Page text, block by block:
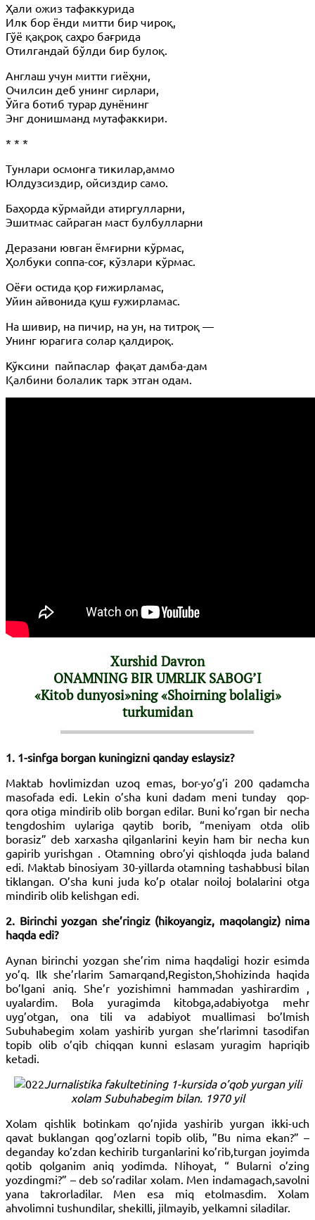
Ҳали ожиз тафаккурида
Илк бор ёнди митти бир чироқ,
Гўё қақроқ саҳро бағрида
Отилгандай бўлди бир булоқ.
Англаш учун митти гиёҳни,
Очилсин деб унинг сирлари,
Ўйга ботиб турар дунёнинг
Энг донишманд мутафаккири.
* * *
Тунлари осмонга тикилар,аммо
Юлдузсиздир, ойсиздир само.
Баҳорда кўрмайди атиргулларни,
Эшитмас сайраган маст булбулларни
Деразани ювган ёмғирни кўрмас,
Ҳолбуки соппа-соғ, кўзлари кўрмас.
Оёғи остида қор ғижирламас,
Уйин айвонида қуш ғужирламас.
На шивир, на пичир, на ун, на титроқ —
Унинг юрагига солар қалдироқ.
Кўксини пайпаслар фақат дамба-дам
Қалбини болалик тарк этган одам.
Xurshid Davron
ONAMNING BIR UMRLIK SABOG’I
«Kitob dunyosi»ning «Shoirning bolaligi»
turkumidan
1. 1-sinfga borgan kuningizni qanday eslaysiz?
Maktab hovlimizdan uzoq emas, bor-yo’g’i 200 qadamcha
masofada edi. Lekin o’sha kuni dadam meni tunday qop-
qora otiga mindirib olib borgan edilar. Buni ko’rgan bir necha
tengdoshim uylariga qaytib borib, “meniyam otda olib
borasiz” deb xarxasha qilganlarini keyin ham bir necha kun
gapirib yurishgan . Otamning obro’yi qishloqda juda baland
edi. Maktab binosiyam 30-yillarda otamning tashabbusi bilan
tiklangan. O’sha kuni juda ko’p otalar noiloj bolalarini otga
mindirib olib kelishgan edi.
2. Birinchi yozgan she’ringiz (hikoyangiz, maqolangiz) nima
haqda edi?
Aynan birinchi yozgan she’rim nima haqdaligi hozir esimda
yo’q. Ilk she’rlarim Samarqand,Registon,Shohizinda haqida
bo’lgani aniq. She’r yozishimni hammadan yashirardim ,
uyalardim. Bola yuragimda kitobga,adabiyotga mehr
uyg’otgan, ona tili va adabiyot muallimasi bo’lmish
Subuhabegim xolam yashirib yurgan she’rlarimni tasodifan
topib olib o’qib chiqqan kunni eslasam yuragim hapriqib
ketadi.
Jurnalistika fakultetining 1-kursida o’qob yurgan yili
xolam Subuhabegim bilan. 1970 yil
Xolam qishlik botinkam qo’njida yashirib yurgan ikki-uch
qavat buklangan qog’ozlarni topib olib, ”Bu nima ekan?” –
deganday ko’zdan kechirib turganlarini ko’rib,turgan joyimda
qotib qolganim aniq yodimda. Nihoyat, “ Bularni o’zing
yozdingmi?” – deb so’radilar xolam. Men indamagach,savolni
yana takrorladilar. Men esa miq etolmasdim. Xolam
ahvolimni tushundilar, shekilli, jilmayib, yelkamni siladilar.